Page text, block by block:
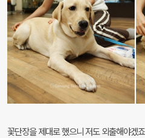
꽃단장을 제대로 했으니 저도 외출해야겠